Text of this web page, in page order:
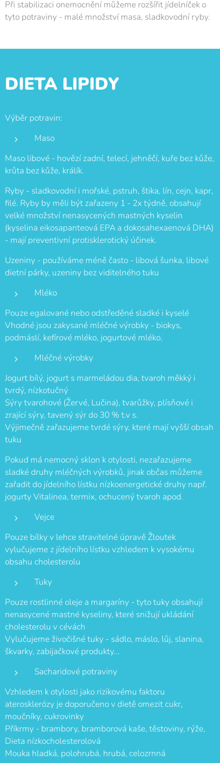
Při stabilizaci onemocnění můžeme rozšířit jídelníček o
tyto potraviny - malé množství masa, sladkovodní ryby.
DIETA LIPIDY
Výběr potravin:
Maso
Maso libové - hovězí zadní, telecí, jehněčí, kuře bez kůže,
krůta bez kůže, králík.
Ryby - sladkovodní i mořské, pstruh, štika, lín, cejn, kapr,
filé. Ryby by měli být zařazeny 1 - 2x týdně, obsahují
velké množství nenasycených mastných kyselin
(kyselina eikosapanteová EPA a dokosahexaenová DHA)
- mají preventivní protisklerotický účinek.
Uzeniny - používáme méně často - libová šunka, libové
dietní párky, uzeniny bez viditelného tuku
Mléko
Pouze egalované nebo odstředěné sladké i kyselé
Vhodné jsou zakysané mléčné výrobky - biokys,
podmáslí, kefírové mléko, jogurtové mléko,
Mléčné výrobky
Jogurt bílý, jogurt s marmeládou dia, tvaroh měkký i
tvrdý, nízkotučný
Sýry tvarohové (Žervé, Lučina), tvarůžky, plísňové i
zrající sýry, tavený sýr do 30 % t.v s.
Výjimečně zařazujeme tvrdé sýry, které mají vyšší obsah
tuku
Pokud má nemocný sklon k otylosti, nezařazujeme
sladké druhy mléčných výrobků, jinak občas můžeme
zařadit do jídelního lístku nízkoenergetické druhy např.
jogurty Vitalinea, termix, ochucený tvaroh apod.
Vejce
Pouze bílky v lehce stravitelné úpravě Žloutek
vylučujeme z jídelního lístku vzhledem k vysokému
obsahu cholesterolu
Tuky
Pouze rostlinné oleje a margaríny - tyto tuky obsahují
nenasycené mastné kyseliny, které snižují ukládání
cholesterolu v cévách
Vylučujeme živočišné tuky - sádlo, máslo, lůj, slanina,
škvarky, zabijačkové produkty...
Sacharidové potraviny
Vzhledem k otylosti jako rizikovému faktoru
aterosklerózy je doporučeno v dietě omezit cukr,
moučníky, cukrovinky
Příkrmy - brambory, bramborová kaše, těstoviny, rýže,
Dieta nízkocholesterolová
Mouka hladká, polohrubá, hrubá, celozrnná